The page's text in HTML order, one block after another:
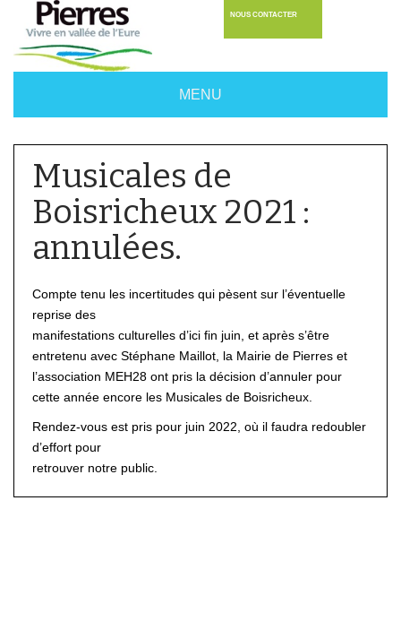
NOUS CONTACTER
MENU
Musicales de
Boisricheux 2021 :
annulées.
Compte tenu les incertitudes qui pèsent sur l’éventuelle
reprise des
manifestations culturelles d’ici fin juin, et après s’être
entretenu avec Stéphane Maillot, la Mairie de Pierres et
l’association MEH28 ont pris la décision d’annuler pour
cette année encore les Musicales de Boisricheux.
Rendez-vous est pris pour juin 2022, où il faudra redoubler
d’effort pour
retrouver notre public.